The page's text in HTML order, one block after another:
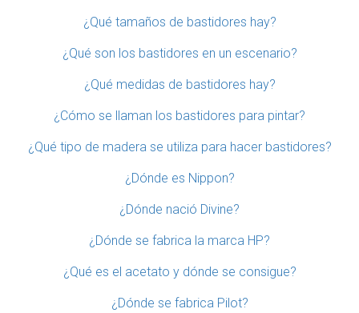
¿Qué tamaños de bastidores hay?
¿Qué son los bastidores en un escenario?
¿Qué medidas de bastidores hay?
¿Cómo se llaman los bastidores para pintar?
¿Qué tipo de madera se utiliza para hacer bastidores?
¿Dónde es Nippon?
¿Dónde nació Divine?
¿Dónde se fabrica la marca HP?
¿Qué es el acetato y dónde se consigue?
¿Dónde se fabrica Pilot?